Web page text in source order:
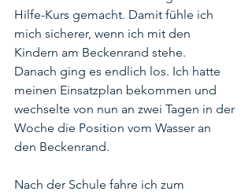
Hilfe-Kurs gemacht. Damit fühle ich
mich sicherer, wenn ich mit den
Kindern am Beckenrand stehe.
Danach ging es endlich los. Ich hatte
meinen Einsatzplan bekommen und
wechselte von nun an zwei Tagen in der
Woche die Position vom Wasser an
den Beckenrand.
Nach der Schule fahre ich zum